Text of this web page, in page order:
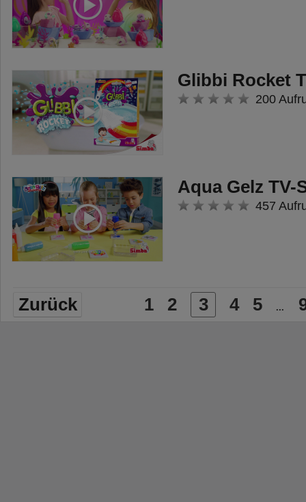
Glibbi Rocket
200
Aqua Gelz TV-
457
Zurück 1 2 3 4 5 ...